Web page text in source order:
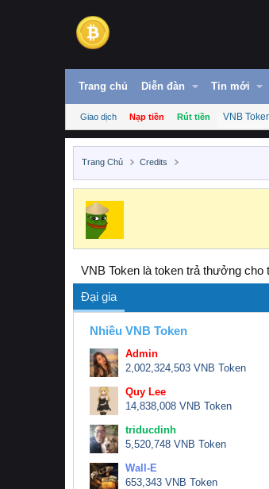
Trang chủ Diễn đàn Tin mới
Giao dịch Nạp tiền Rút tiền VNB
Trang Chủ Credits
VNB Token là token trả thưởng cho
Đại gia
Nhiều VNB Token
Admin
2,002,324,503 VNB Token
Quy Lee
14,838,008 VNB Token
triducdinh
5,520,748 VNB Token
Wall-E
653,343 VNB Token